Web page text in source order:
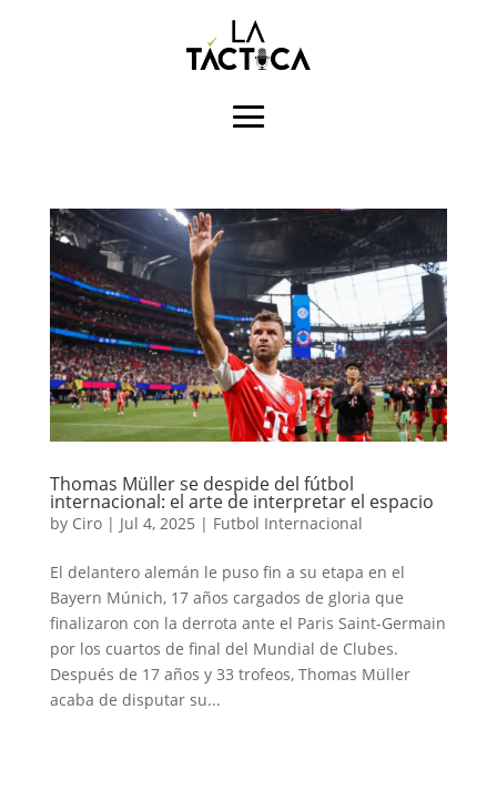
Thomas Müller se despide del fútbol
internacional: el arte de interpretar el espacio
by Ciro| Jul 4, 2025 | Futbol Internacional
El delantero alemán le puso fin a su etapa en el
Bayern Múnich, 17 años cargados de gloria que
finalizaron con la derrota ante el Paris Saint-Germain
por los cuartos de final del Mundial de Clubes.
Después de 17 años y 33 trofeos, Thomas Müller
acaba de disputar su...